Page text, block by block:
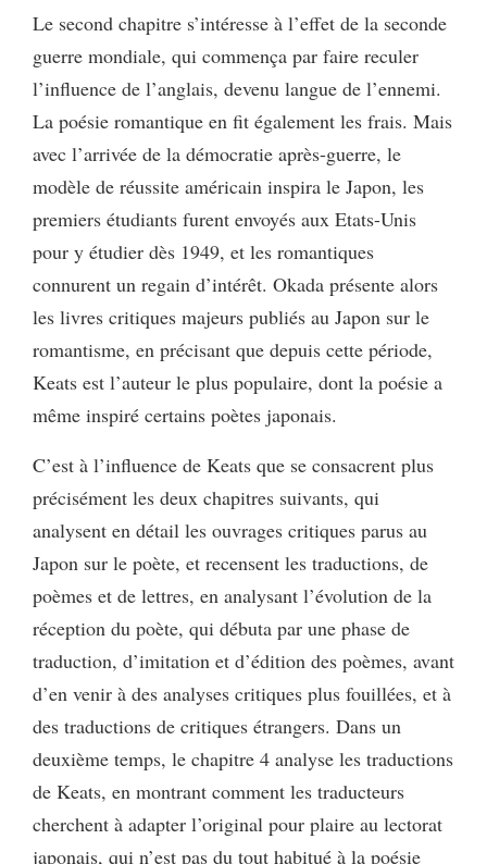
Le second chapitre s’intéresse à l’effet de la seconde
guerre mondiale, qui commença par faire reculer
l’influence de l’anglais, devenu langue de l’ennemi.
La poésie romantique en fit également les frais. Mais
avec l’arrivée de la démocratie après-guerre, le
modèle de réussite américain inspira le Japon, les
premiers étudiants furent envoyés aux Etats-Unis
pour y étudier dès 1949, et les romantiques
connurent un regain d’intérêt. Okada présente alors
les livres critiques majeurs publiés au Japon sur le
romantisme, en précisant que depuis cette période,
Keats est l’auteur le plus populaire, dont la poésie a
même inspiré certains poètes japonais.
C’est à l’influence de Keats que se consacrent plus
précisément les deux chapitres suivants, qui
analysent en détail les ouvrages critiques parus au
Japon sur le poète, et recensent les traductions, de
poèmes et de lettres, en analysant l’évolution de la
réception du poète, qui débuta par une phase de
traduction, d’imitation et d’édition des poèmes, avant
d’en venir à des analyses critiques plus fouillées, et à
des traductions de critiques étrangers. Dans un
deuxième temps, le chapitre 4 analyse les traductions
de Keats, en montrant comment les traducteurs
cherchent à adapter l’original pour plaire au lectorat
japonais, qui n’est pas du tout habitué à la poésie